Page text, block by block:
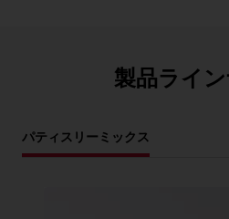
製品ライ
パティスリーミックス